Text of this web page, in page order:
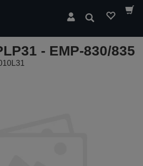
Søk
- EMP-830/835